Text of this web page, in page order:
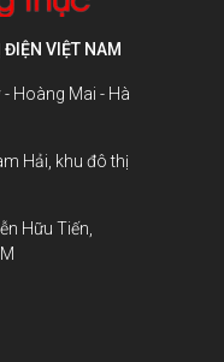
ĐIỆN VIỆT NAM
Hoàng Mai - Hà
Hải, khu đô thị
Hữu Tiến,